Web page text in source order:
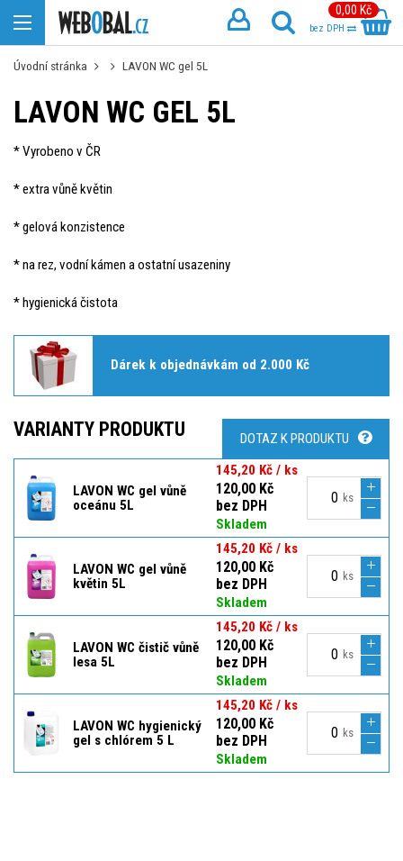
0,00 Kč
bez DPH
Úvodní stránka LAVON WC gel 5L
LAVON WC GEL 5L
* Vyrobeno v ČR
* extra vůně květin
* gelová konzistence
* na rez, vodní kámen a ostatní usazeniny
* hygienická čistota
Dárek k objednávkám od 2.000 Kč
VARIANTY PRODUKTU DOTAZ K PRODUKTU
LAVON WC gel vůně
oceánu 5L
145,20 Kč / ks
120,00 Kč
bez DPH
Skladem
ks
LAVON WC gel vůně
květin 5L
145,20 Kč / ks
120,00 Kč
bez DPH
Skladem
ks
LAVON WC čistič vůně
lesa 5L
145,20 Kč / ks
120,00 Kč
bez DPH
Skladem
ks
LAVON WC hygienický
gel s chlórem 5 L
145,20 Kč / ks
120,00 Kč
bez DPH
Skladem
ks